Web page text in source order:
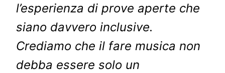
l’esperienza di prove aperte che
siano davvero inclusive.
Crediamo che il fare musica non
debba essere solo un